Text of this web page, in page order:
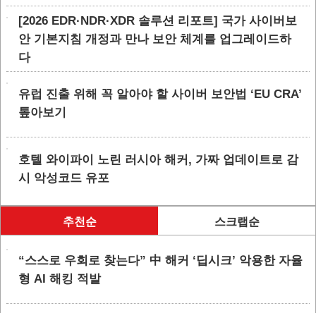
[2026 EDR·NDR·XDR 솔루션 리포트] 국가 사이버보
안 기본지침 개정과 만나 보안 체계를 업그레이드하
다
유럽 진출 위해 꼭 알아야 할 사이버 보안법 ‘EU CRA’
톺아보기
호텔 와이파이 노린 러시아 해커, 가짜 업데이트로 감
시 악성코드 유포
추천순 스크랩순
“스스로 우회로 찾는다” 中 해커 ‘딥시크’ 악용한 자율
형 AI 해킹 적발